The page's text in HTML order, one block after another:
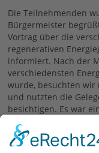
Die Teilnehmenden
Bürgermeister
Vortrag über die
regenerativen
informiert. Nach der
verschiedensten
wurde, besuchten wir
und nutzten die
besichtigen. Es war
kurz kam.